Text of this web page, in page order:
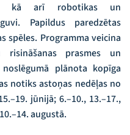
kā arī robotikas un
Papildus paredzētas
spēles. Programma veicina
risināšanas prasmes un
plānota kopīga
notiks astoņas nedēļas no
jūnijā; 6.–10., 13.–17.,
augustā.